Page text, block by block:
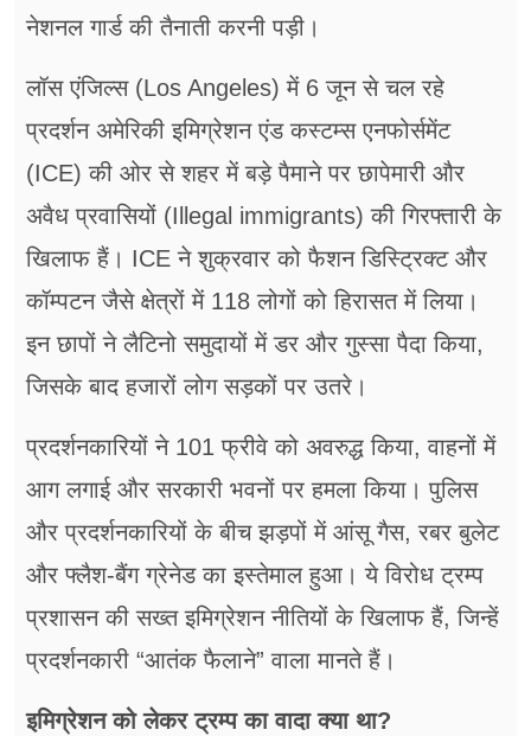
नेशनल गार्ड की तैनाती करनी पड़ी।
लॉस एंजिल्स (Los Angeles) में 6 जून से चल रहे
प्रदर्शन अमेरिकी इमिग्रेशन एंड कस्टम्स एनफोर्समेंट
(ICE) की ओर से शहर में बड़े पैमाने पर छापेमारी और
अवैध प्रवासियों (Illegal immigrants) की गिरफ्तारी के
खिलाफ हैं। ICE ने शुक्रवार को फैशन डिस्ट्रिक्ट और
कॉम्पटन जैसे क्षेत्रों में 118 लोगों को हिरासत में लिया।
इन छापों ने लैटिनो समुदायों में डर और गुस्सा पैदा किया,
जिसके बाद हजारों लोग सड़कों पर उतरे।
प्रदर्शनकारियों ने 101 फ्रीवे को अवरुद्ध किया, वाहनों में
आग लगाई और सरकारी भवनों पर हमला किया। पुलिस
और प्रदर्शनकारियों के बीच झड़पों में आंसू गैस, रबर बुलेट
और फ्लैश-बैंग ग्रेनेड का इस्तेमाल हुआ। ये विरोध ट्रम्प
प्रशासन की सख्त इमिग्रेशन नीतियों के खिलाफ हैं, जिन्हें
प्रदर्शनकारी “आतंक फैलाने” वाला मानते हैं।
इमिग्रेशन को लेकर ट्रम्प का वादा क्या था?